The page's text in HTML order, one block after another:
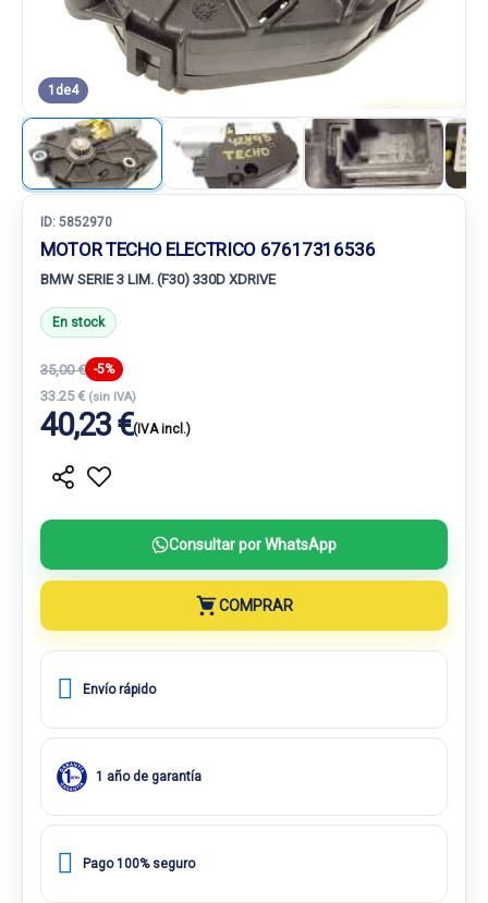
1 de4
ID: 5852970
MOTOR TECHO ELECTRICO 67617316536
BMW SERIE 3 LIM. (F30) 330D XDRIVE
En stock
35,00 € -5%
33.25 € (sin IVA)
40,23 €(IVA incl.)
Consultar por WhatsApp
COMPRAR
Envío rápido
1 año de garantía
Pago 100% seguro